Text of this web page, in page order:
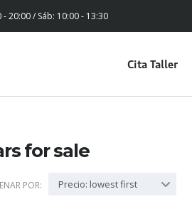
- 20:00 / Sáb: 10:00 - 13:30
Cita Taller
for sale
POR: Precio: lowest first